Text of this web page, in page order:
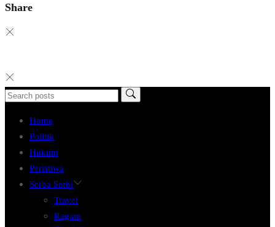
Share
Home
Politik
Hukum
Peristiwa
Serba Serbi
Travel
Ragam